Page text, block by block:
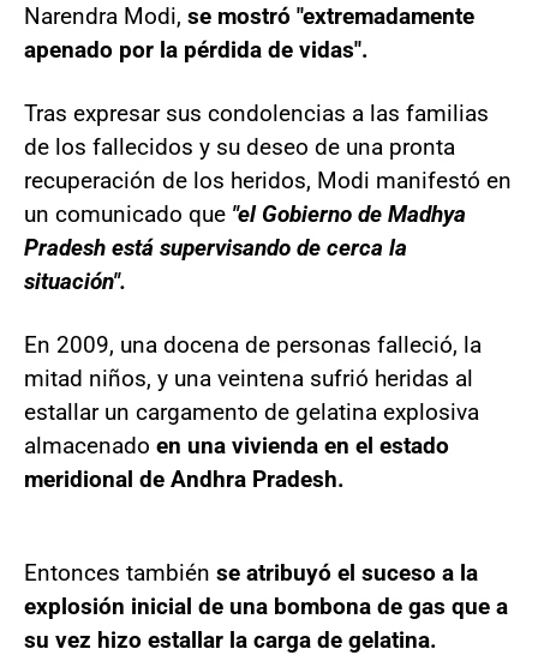
Narendra Modi, se mostró "extremadamente
apenado por la pérdida de vidas".
Tras expresar sus condolencias a las familias
de los fallecidos y su deseo de una pronta
recuperación de los heridos, Modi manifestó en
un comunicado que "el Gobierno de Madhya
Pradesh está supervisando de cerca la
situación".
En 2009, una docena de personas falleció, la
mitad niños, y una veintena sufrió heridas al
estallar un cargamento de gelatina explosiva
almacenado en una vivienda en el estado
meridional de Andhra Pradesh.
Entonces también se atribuyó el suceso a la
explosión inicial de una bombona de gas que a
su vez hizo estallar la carga de gelatina.